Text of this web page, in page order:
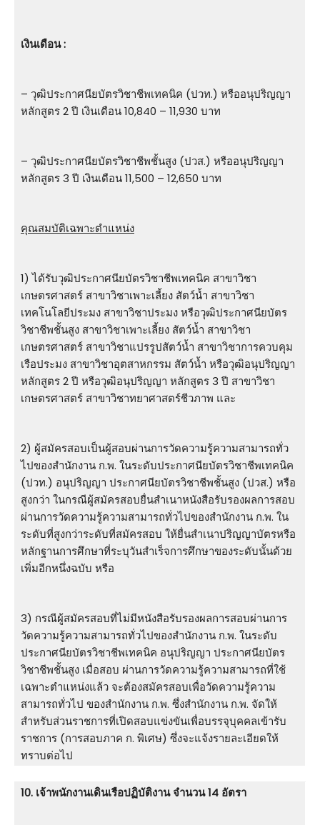
เงินเดือน :
– วุฒิประกาศนียบัตรวิชาชีพเทคนิค (ปวท.) หรืออนุปริญญา
หลักสูตร 2 ปี เงินเดือน 10,840 – 11,930 บาท
– วุฒิประกาศนียบัตรวิชาชีพชั้นสูง (ปวส.) หรืออนุปริญญา
หลักสูตร 3 ปี เงินเดือน 11,500 – 12,650 บาท
คุณสมบัติเฉพาะตำแหน่ง
1) ได้รับวุฒิประกาศนียบัตรวิชาชีพเทคนิค สาขาวิชา
เกษตรศาสตร์ สาขาวิชาเพาะเลี้ยง สัตว์น้ำ สาขาวิชา
เทคโนโลยีประมง สาขาวิชาประมง หรือวุฒิประกาศนียบัตร
วิชาชีพชั้นสูง สาขาวิชาเพาะเลี้ยง สัตว์น้ำ สาขาวิชา
เกษตรศาสตร์ สาขาวิชาแปรรูปสัตว์น้ำ สาขาวิชาการควบคุม
เรือประมง สาขาวิชาอุตสาหกรรม สัตว์น้ำ หรือวุฒิอนุปริญญา
หลักสูตร 2 ปี หรือวุฒิอนุปริญญา หลักสูตร 3 ปี สาขาวิชา
เกษตรศาสตร์ สาขาวิชาทยาศาสตร์ชีวภาพ และ
2) ผู้สมัครสอบเป็นผู้สอบผ่านการวัดความรู้ความสามารถทั่ว
ไปของสํานักงาน ก.พ. ในระดับประกาศนียบัตรวิชาชีพเทคนิค
(ปวท.) อนุปริญญา ประกาศนียบัตรวิชาชีพชั้นสูง (ปวส.) หรือ
สูงกว่า ในกรณีผู้สมัครสอบยื่นสำเนาหนังสือรับรองผลการสอบ
ผ่านการวัดความรู้ความสามารถทั่วไปของสํานักงาน ก.พ. ใน
ระดับที่สูงกว่าระดับที่สมัครสอบ ให้ยื่นสำเนาปริญญาบัตรหรือ
หลักฐานการศึกษาที่ระบุวันสำเร็จการศึกษาของระดับนั้นด้วย
เพิ่มอีกหนึ่งฉบับ หรือ
3) กรณีผู้สมัครสอบที่ไม่มีหนังสือรับรองผลการสอบผ่านการ
วัดความรู้ความสามารถทั่วไปของสำนักงาน ก.พ. ในระดับ
ประกาศนียบัตรวิชาชีพเทคนิค อนุปริญญา ประกาศนียบัตร
วิชาชีพชั้นสูง เมื่อสอบ ผ่านการวัดความรู้ความสามารถที่ใช้
เฉพาะตำแหน่งแล้ว จะต้องสมัครสอบเพื่อวัดความรู้ความ
สามารถทั่วไป ของสำนักงาน ก.พ. ซึ่งสำนักงาน ก.พ. จัดให้
สำหรับส่วนราชการที่เปิดสอบแข่งขันเพื่อบรรจุบุคคลเข้ารับ
ราชการ (การสอบภาค ก. พิเศษ) ซึ่งจะแจ้งรายละเอียดให้
ทราบต่อไป
10. เจ้าพนักงานเดินเรือปฏิบัติงาน จำนวน 14 อัตรา